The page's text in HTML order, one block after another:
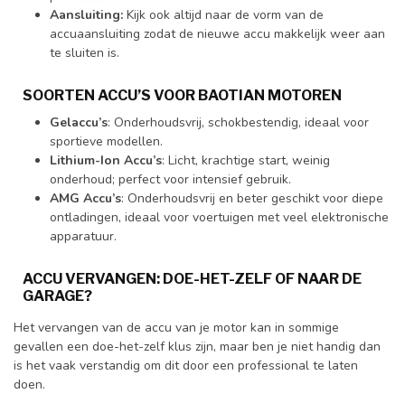
Aansluiting: Kijk ook altijd naar de vorm van de
accuaansluiting zodat de nieuwe accu makkelijk weer aan
te sluiten is.
SOORTEN ACCU’S VOOR BAOTIAN MOTOREN
Gelaccu’s: Onderhoudsvrij, schokbestendig, ideaal voor
sportieve modellen.
Lithium-Ion Accu’s: Licht, krachtige start, weinig
onderhoud; perfect voor intensief gebruik.
AMG Accu’s: Onderhoudsvrij en beter geschikt voor diepe
ontladingen, ideaal voor voertuigen met veel elektronische
apparatuur.
ACCU VERVANGEN: DOE-HET-ZELF OF NAAR DE
GARAGE?
Het vervangen van de accu van je motor kan in sommige
gevallen een doe-het-zelf klus zijn, maar ben je niet handig dan
is het vaak verstandig om dit door een professional te laten
doen.